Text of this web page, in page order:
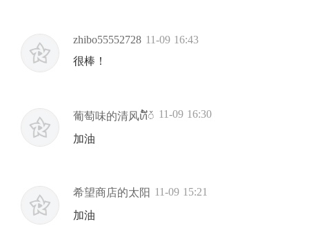
zhibo55552728 11-09 16:43
很棒！
葡萄味的清风ꪕ໌້ᮨ 11-09 16:30
加油
希望商店的太阳 11-09 15:21
加油